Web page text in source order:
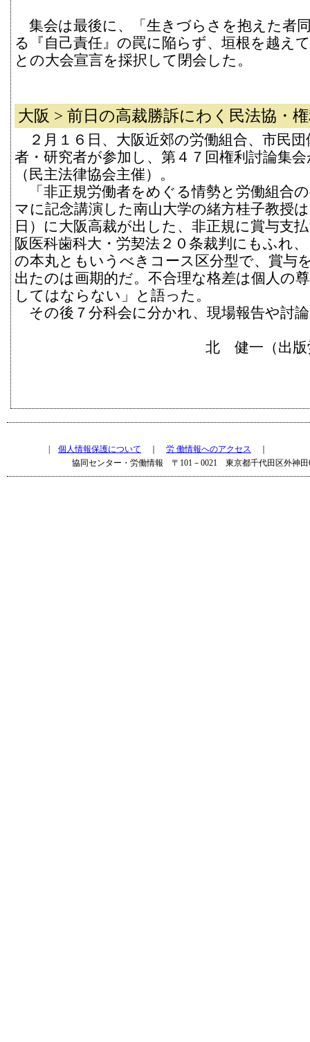
集会は最後に、「生きづらさを抱えた者
る『自己責任』の罠に陥らず、垣根を越え
との大会宣言を採択して閉会した。
大阪 > 前日の高裁勝訴にわく民法協・
２月１６日、大阪近郊の労働組合、市民団
者・研究者が参加し、第４７回権利討論集
（民主法律協会主催）。
「非正規労働者をめぐる情勢と労働組合
マに記念講演した南山大学の緒方桂子教授
日）に大阪高裁が出した、非正規に賞与支
阪医科歯科大・労契法２０条裁判にもふれ
の本丸ともいうべきコース区分型で、賞与
出たのは画期的だ。不合理な格差は個人の
してはならない」と語った。
その後７分科会に分かれ、現場報告や討
北 健一（出版
個人情報保護について 労 働情報へのアクセス
協同センター・労働情報 〒101－0021 東京都千代田区外神田